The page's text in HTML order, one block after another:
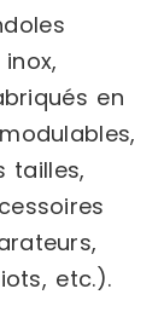
en
tailles,
etc.).